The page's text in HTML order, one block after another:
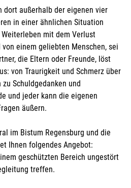
dort außerhalb der eigenen vier
in einer ähnlichen Situation
mit dem Verlust
einem geliebten Menschen, sei
die Eltern oder Freunde, löst
von Traurigkeit und Schmerz über
Schuldgedanken und
und jeder kann die eigenen
äußern.
im Bistum Regensburg und die
Ihnen folgendes Angebot:
geschützten Bereich ungestört
treffen.